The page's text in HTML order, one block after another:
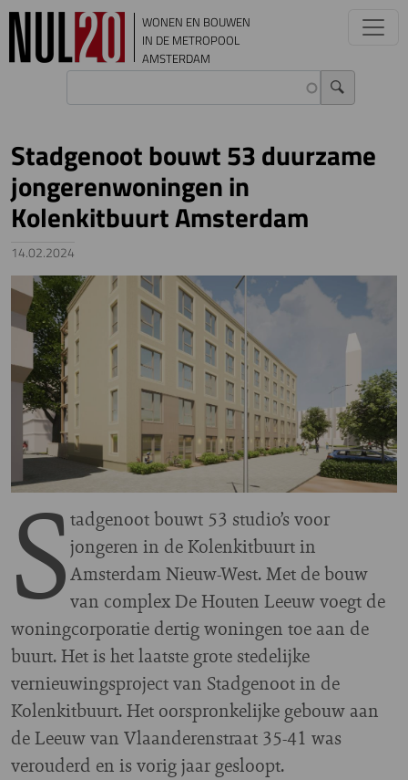
Overslaan en naar de inhoud gaan
WONEN EN BOUWEN
IN DE METROPOOL
AMSTERDAM
Stadgenoot bouwt 53 duurzame
jongerenwoningen in
Kolenkitbuurt Amsterdam
14.02.2024
Image
Stadgenoot bouwt 53 studio’s voor
jongeren in de Kolenkitbuurt in
Amsterdam Nieuw-West. Met de bouw
van complex De Houten Leeuw voegt de
woningcorporatie dertig woningen toe aan de
buurt. Het is het laatste grote stedelijke
vernieuwingsproject van Stadgenoot in de
Kolenkitbuurt. Het oorspronkelijke gebouw aan
de Leeuw van Vlaanderenstraat 35-41 was
verouderd en is vorig jaar gesloopt.